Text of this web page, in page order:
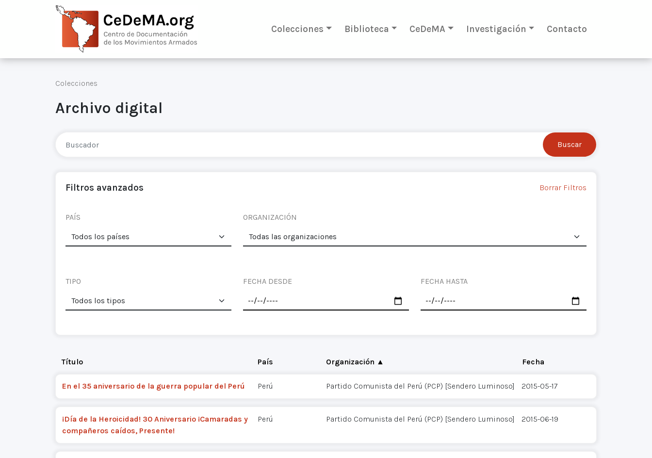
Colecciones Biblioteca CeDeMA Investigación Contacto
Colecciones
Archivo digital
Filtros avanzados Borrar Filtros
PAÍS ORGANIZACIÓN
TIPO FECHA DESDE FECHA HASTA
Título País Organización ▲ Fecha
En el 35 aniversario de la guerra popular del Perú Perú Partido Comunista del Perú (PCP) [Sendero Luminoso] 2015-05-17
¡Día de la Heroicidad! 30 Aniversario ¡Camaradas y
compañeros caídos, Presente!
Perú Partido Comunista del Perú (PCP) [Sendero Luminoso] 2015-06-19